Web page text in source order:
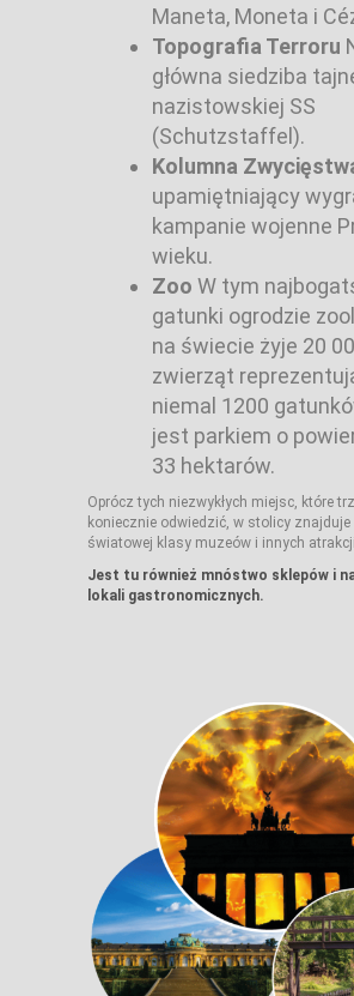
Maneta, Moneta i
Topografia Terroru
główna siedziba
nazistowskiej SS
(Schutzstaffel).
Kolumna
upamiętniający
kampanie wojenne
wieku.
Zoo W tym
gatunki ogrodzie
na świecie żyje 20
zwierząt
niemal 1200
jest parkiem o
33 hektarów.
Oprócz tych niezwykłych miejsc, które
koniecznie odwiedzić, w stolicy znajduje
światowej klasy muzeów i innych
Jest tu również mnóstwo sklepów i
lokali gastronomicznych.